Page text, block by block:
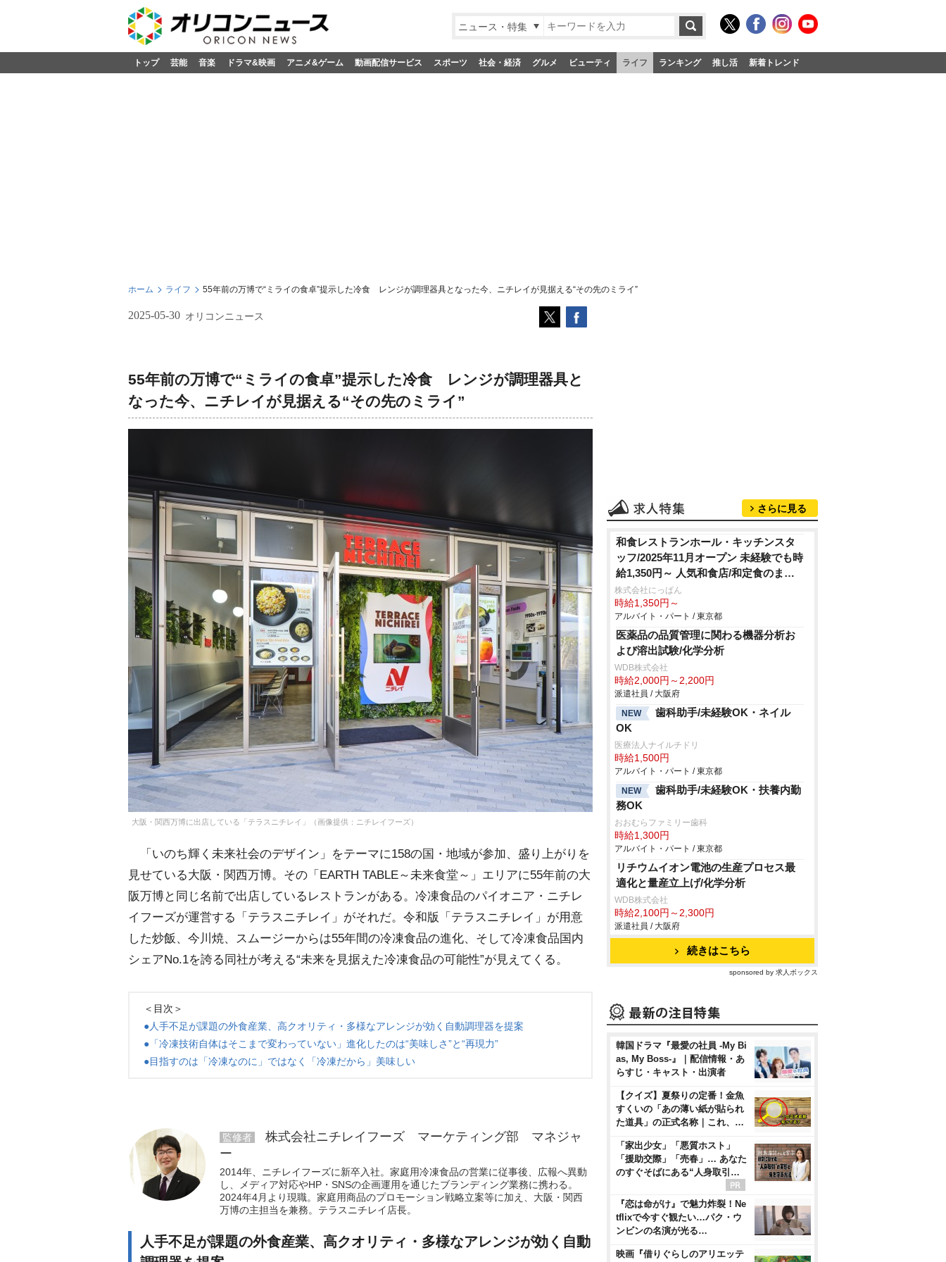
ニュース・特集
トップ 芸能 音楽 ドラマ&映画 アニメ&ゲーム 動画配信サービス スポーツ 社会・経済 グルメ ビューティ ライフ ランキング 推し活 新着トレンド
ホーム ライフ 55年前の万博で“ミライの食卓”提示した冷食 レンジが調理器具となった今、ニチレイが見据える“その先のミライ”
2025-05-30 オリコンニュース
55年前の万博で“ミライの食卓”提示した冷食 レンジが調理器具と
なった今、ニチレイが見据える“その先のミライ”
大阪・関西万博に出店している「テラスニチレイ」（画像提供：ニチレイフーズ）
「いのち輝く未来社会のデザイン」をテーマに158の国・地域が参加、盛り上がりを
見せている大阪・関西万博。その「EARTH TABLE～未来食堂～」エリアに55年前の大
阪万博と同じ名前で出店しているレストランがある。冷凍食品のパイオニア・ニチレ
イフーズが運営する「テラスニチレイ」がそれだ。令和版「テラスニチレイ」が用意
した炒飯、今川焼、スムージーからは55年間の冷凍食品の進化、そして冷凍食品国内
シェアNo.1を誇る同社が考える“未来を見据えた冷凍食品の可能性”が見えてくる。
＜目次＞
●人手不足が課題の外食産業、高クオリティ・多様なアレンジが効く自動調理器を提案
●「冷凍技術自体はそこまで変わっていない」進化したのは“美味しさ”と“再現力”
●目指すのは「冷凍なのに」ではなく「冷凍だから」美味しい
監修者
株式会社ニチレイフーズ マーケティング部 マネジャ
ー
2014年、ニチレイフーズに新卒入社。家庭用冷凍食品の営業に従事後、広報へ異動
し、メディア対応やHP・SNSの企画運用を通じたブランディング業務に携わる。
2024年4月より現職。家庭用商品のプロモーション戦略立案等に加え、大阪・関西
万博の主担当を兼務。テラスニチレイ店長。
人手不足が課題の外食産業、高クオリティ・多様なアレンジが効く自動
さらに見る
和食レストランホール・キッチンスタ
ッフ/2025年11月オープン 未経験でも時
給1,350円～ 人気和食店/和定食のまか
ないアリ
株式会社にっぱん
時給1,350円～
アルバイト・パート / 東京都
医薬品の品質管理に関わる機器分析お
よび溶出試験/化学分析
WDB株式会社
時給2,000円～2,200円
派遣社員 / 大阪府
NEW
歯科助手/未経験OK・ネイル
OK
医療法人ナイルチドリ
時給1,500円
アルバイト・パート / 東京都
NEW
歯科助手/未経験OK・扶養内勤
務OK
おおむらファミリー歯科
時給1,300円
アルバイト・パート / 東京都
リチウムイオン電池の生産プロセス最
適化と量産立上げ/化学分析
WDB株式会社
時給2,100円～2,300円
派遣社員 / 大阪府
続きはこちら
sponsored by 求人ボックス
韓国ドラマ『最愛の社員 -My Bi
as, My Boss-』｜配信情報・あ
らすじ・キャスト・出演者
【クイズ】夏祭りの定番！金魚
すくいの「あの薄い紙が貼られ
た道具」の正式名称｜これ、…
「家出少女」「悪質ホスト」
「援助交際」「売春」… あなた
のすぐそばにある“人身取引…
『恋は命がけ』で魅力炸裂！Ne
tflixで今すぐ観たい…パク・ウ
ンビンの名演が光る…
映画『借りぐらしのアリエッテ